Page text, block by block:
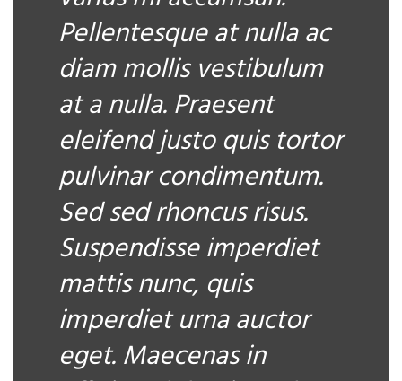
Pellentesque at nulla ac
diam mollis vestibulum
at a nulla. Praesent
eleifend justo quis tortor
pulvinar condimentum.
Sed sed rhoncus risus.
Suspendisse imperdiet
mattis nunc, quis
imperdiet urna auctor
eget. Maecenas in